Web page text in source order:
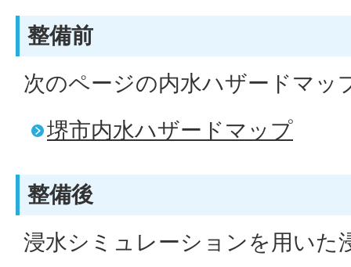
整備前
次のページの内水ハザードマッ
堺市内水ハザードマップ
整備後
浸水シミュレーションを用いた